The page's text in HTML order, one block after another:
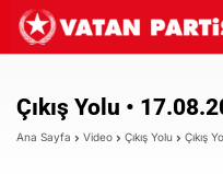
Çıkış Yolu •
Ana Sayfa Video Çıkış Yolu Çıkış